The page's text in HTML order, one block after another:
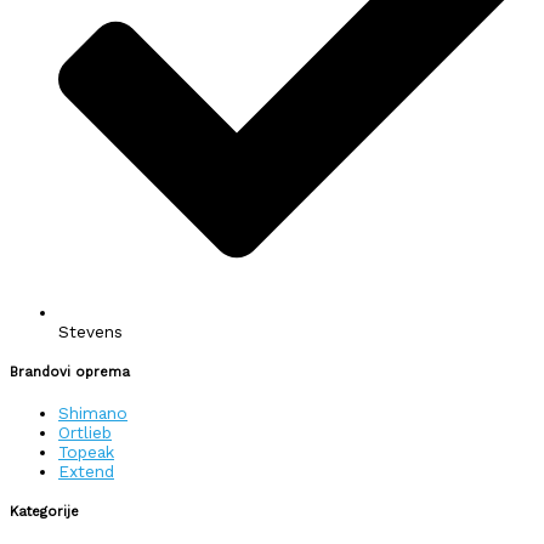
Stevens
Brandovi oprema
Shimano
Ortlieb
Topeak
Extend
Kategorije